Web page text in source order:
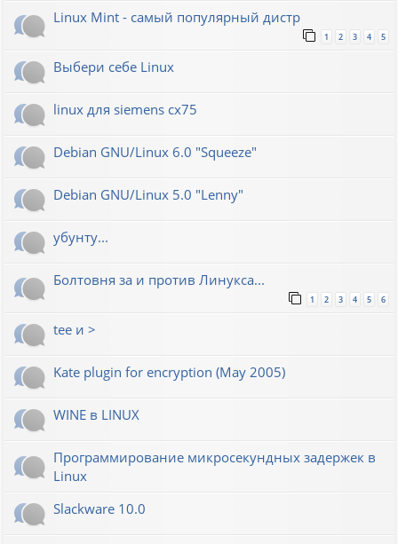
Linux Mint - самый популярный дистр
1 2 3 4 5
Выбери себе Linux
linux для siemens cx75
Debian GNU/Linux 6.0 "Squeeze"
Debian GNU/Linux 5.0 "Lenny"
убунту...
Болтовня за и против Линукса...
1 2 3 4 5 6
tee и >
Kate plugin for encryption (May 2005)
WINE в LINUX
Программирование микросекундных задержек в
Linux
Slackware 10.0